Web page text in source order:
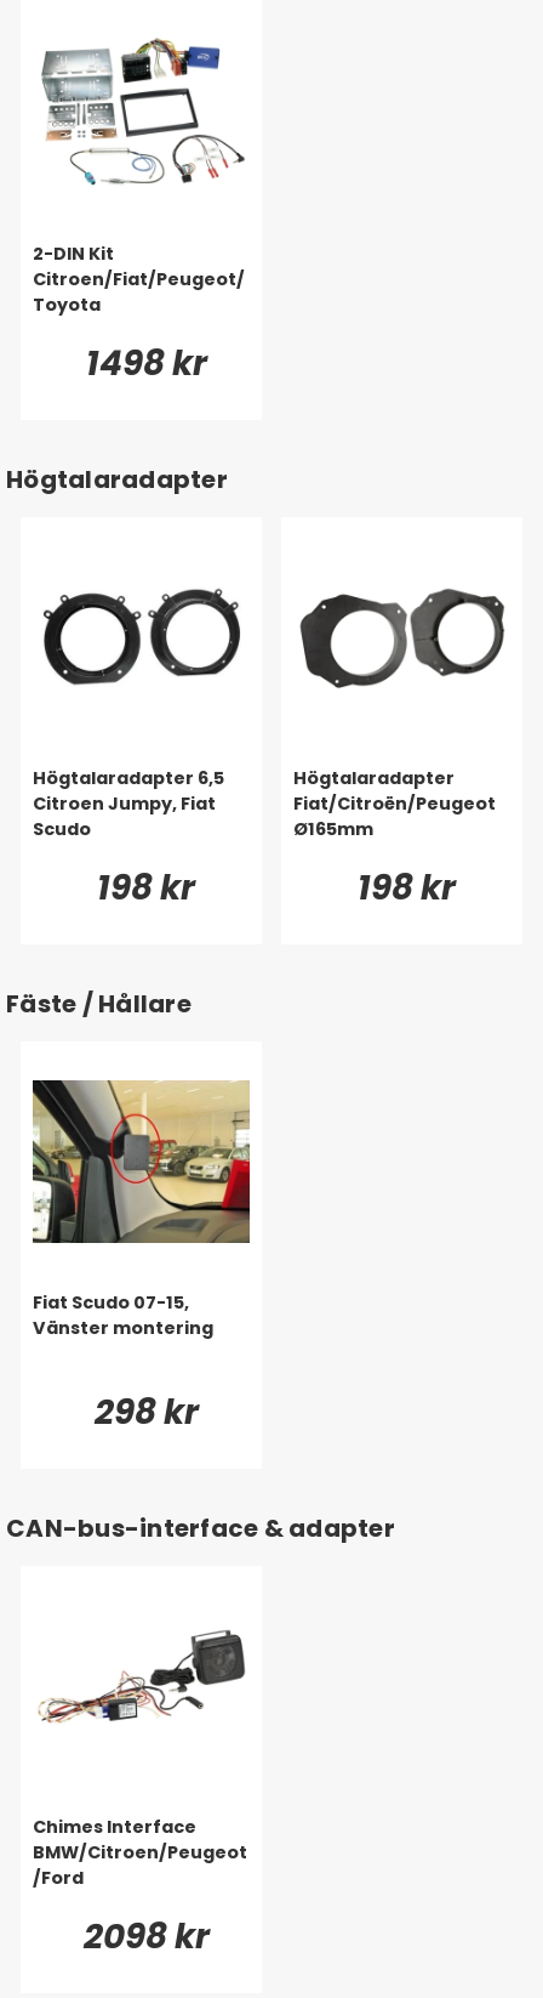
2-DIN Kit
Citroen/Fiat/Peugeot/
Toyota
1498 kr
Högtalaradapter
Högtalaradapter 6,5
Citroen Jumpy, Fiat
Scudo
198 kr
Högtalaradapter
Fiat/Citroën/Peugeot
Ø165mm
198 kr
Fäste / Hållare
Fiat Scudo 07-15,
Vänster montering
298 kr
CAN-bus-interface & adapter
Chimes Interface
BMW/Citroen/Peugeot
/Ford
2098 kr